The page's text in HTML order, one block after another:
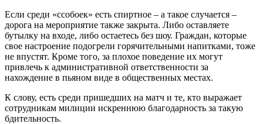
Если среди «ссобоек» есть спиртное – а такое случается –
дорога на мероприятие также закрыта. Либо оставляете
бутылку на входе, либо остаетесь без шоу. Граждан, которые
свое настроение подогрели горячительными напитками, тоже
не впустят. Кроме того, за плохое поведение их могут
привлечь к административной ответственности за
нахождение в пьяном виде в общественных местах.
К слову, есть среди пришедших на матч и те, кто выражает
сотрудникам милиции искреннюю благодарность за такую
бдительность.